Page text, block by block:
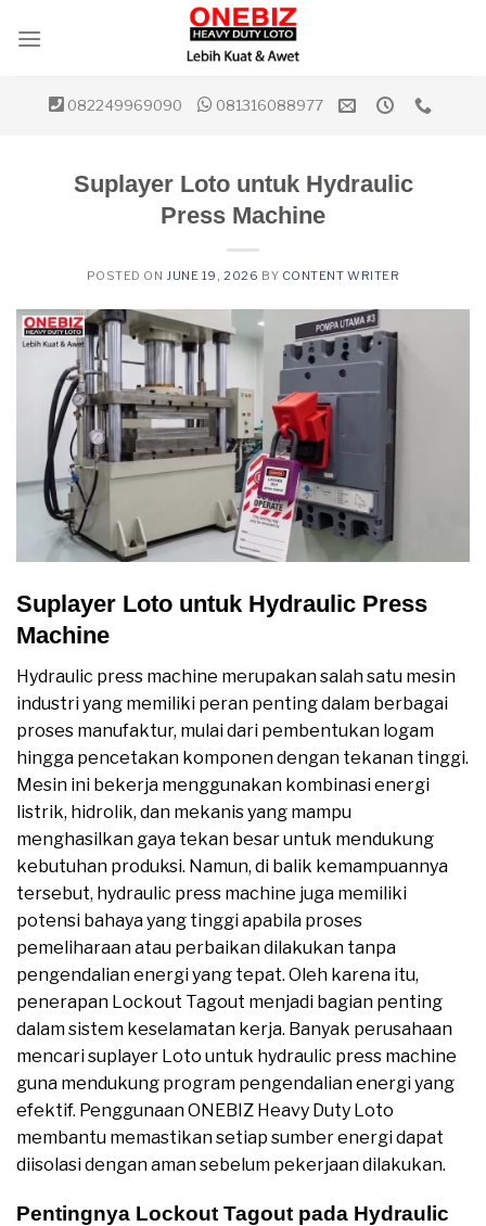
082249969090 081316088977
Suplayer Loto untuk Hydraulic
Press Machine
POSTED ON JUNE 19, 2026 BY CONTENT WRITER
Suplayer Loto untuk Hydraulic Press
Machine
Hydraulic press machine merupakan salah satu mesin
industri yang memiliki peran penting dalam berbagai
proses manufaktur, mulai dari pembentukan logam
hingga pencetakan komponen dengan tekanan tinggi.
Mesin ini bekerja menggunakan kombinasi energi
listrik, hidrolik, dan mekanis yang mampu
menghasilkan gaya tekan besar untuk mendukung
kebutuhan produksi. Namun, di balik kemampuannya
tersebut, hydraulic press machine juga memiliki
potensi bahaya yang tinggi apabila proses
pemeliharaan atau perbaikan dilakukan tanpa
pengendalian energi yang tepat. Oleh karena itu,
penerapan Lockout Tagout menjadi bagian penting
dalam sistem keselamatan kerja. Banyak perusahaan
mencari suplayer Loto untuk hydraulic press machine
guna mendukung program pengendalian energi yang
efektif. Penggunaan ONEBIZ Heavy Duty Loto
membantu memastikan setiap sumber energi dapat
diisolasi dengan aman sebelum pekerjaan dilakukan.
Pentingnya Lockout Tagout pada Hydraulic